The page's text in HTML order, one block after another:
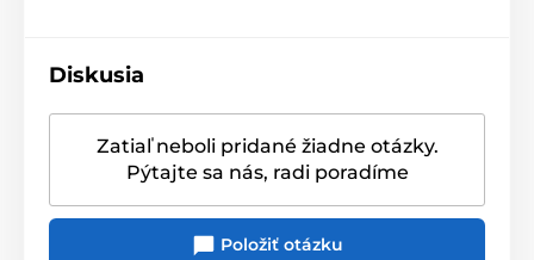
Produkt je zaradený v kategóriách
Květiny Umelé kvetiny
Diskusia
Zatiaľ neboli pridané žiadne otázky.
Pýtajte sa nás, radi poradíme
Položiť otázku